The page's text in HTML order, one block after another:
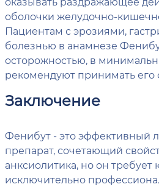
оболочки желудочно-
Пациентам с эрозиями,
болезнью в анамнезе
осторожностью, в
рекомендуют принимать его
Заключение
Фенибут - это эффективный
препарат, сочетающий
анксиолитика, но он требует
исключительно